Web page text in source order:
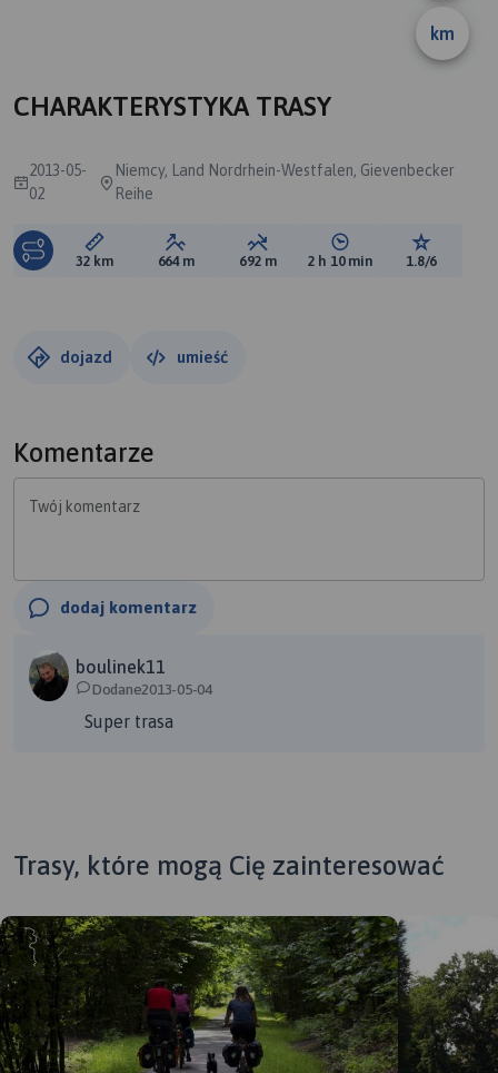
km
CHARAKTERYSTYKA TRASY
2013-05-
02
Niemcy, Land Nordrhein-Westfalen, Gievenbecker
Reihe
Długość trasy:
32 km Suma przewyższeń:
664 m Suma spadków:
692 m Średni czas potrzebny
2 h 10 min Ocena
1.8/6
dojazd umieść
Komentarze
Twój komentarz
dodaj komentarz
boulinek11
Dodane2013-05-04
Super trasa
Trasy, które mogą Cię zainteresować